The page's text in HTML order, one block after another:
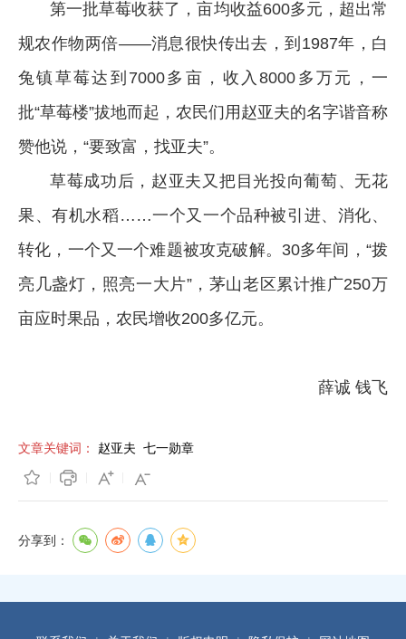
第一批草莓收获了，亩均收益600多元，超出常
规农作物两倍——消息很快传出去，到1987年，白
兔镇草莓达到7000多亩，收入8000多万元，一
批“草莓楼”拔地而起，农民们用赵亚夫的名字谐音称
赞他说，“要致富，找亚夫”。
草莓成功后，赵亚夫又把目光投向葡萄、无花
果、有机水稻……一个又一个品种被引进、消化、
转化，一个又一个难题被攻克破解。30多年间，“拨
亮几盏灯，照亮一大片”，茅山老区累计推广250万
亩应时果品，农民增收200多亿元。
薛诚 钱飞
文章关键词： 赵亚夫 七一勋章
分享到：